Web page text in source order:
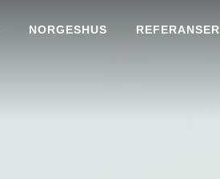
NORGESHUS REFERANSER